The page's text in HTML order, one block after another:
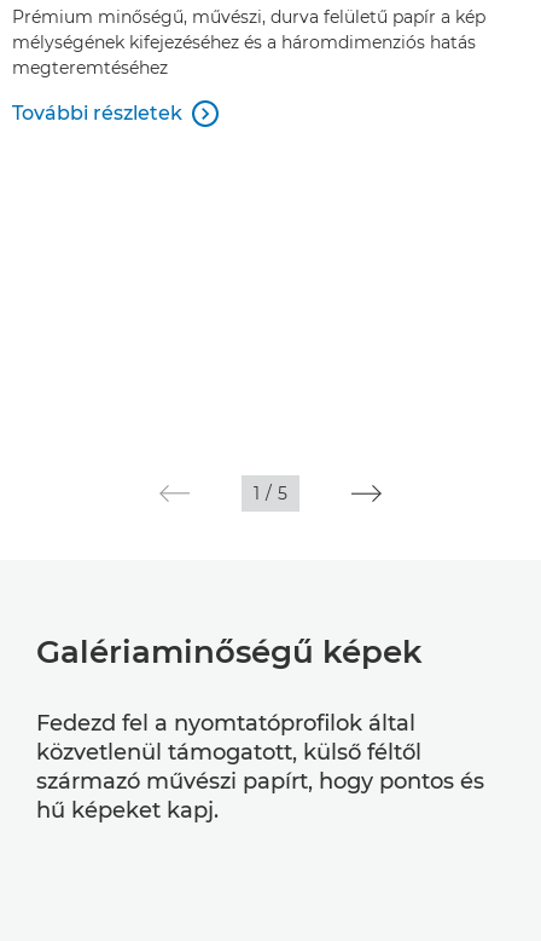
Prémium minőségű, művészi, durva felületű papír a kép
mélységének kifejezéséhez és a háromdimenziós hatás
megteremtéséhez
További részletek 
1 / 5
Galériaminőségű képek
Fedezd fel a nyomtatóprofilok által
közvetlenül támogatott, külső féltől
származó művészi papírt, hogy pontos és
hű képeket kapj.